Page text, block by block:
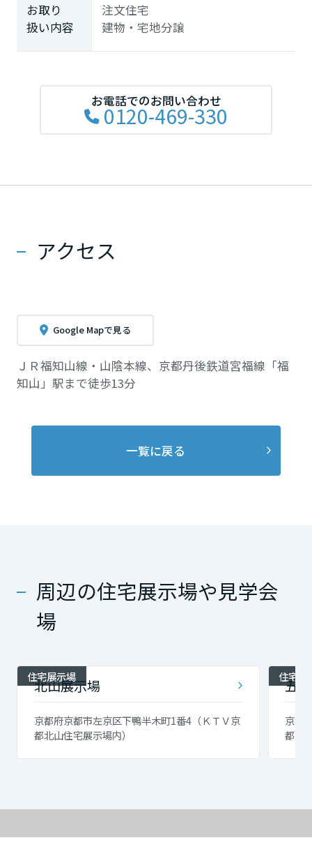
お取り
扱い内容
注文住宅
建物・宅地分譲
お電話でのお問い合わせ
0120-469-330
アクセス
Google Mapで見る
ＪＲ福知山線・山陰本線、京都丹後鉄道宮福線「福
知山」駅まで徒歩13分
一覧に戻る
周辺の住宅展示場や見学会
場
住宅展示場
北山展示場
京都府京都市左京区下鴨半木町1番4（ＫＴＶ京
都北山住宅展示場内）
住宅展
五
京都
都五